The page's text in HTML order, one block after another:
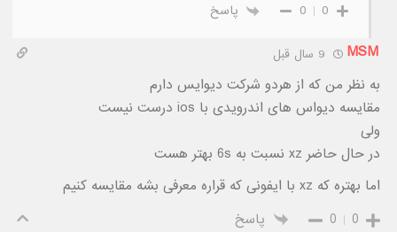
0
0 پاسخ
MSM
به نظر من که از هردو شرکت دیوایس دارم
مقایسه دیواس های اندرویدی با ios درست نیست
ولی
در حال حاضر xz نسبت به 6s بهتر هست
اما بهتره که xz با ایفونی که قراره معرفی بشه مقایسه کنیم
0
0
پاسخ